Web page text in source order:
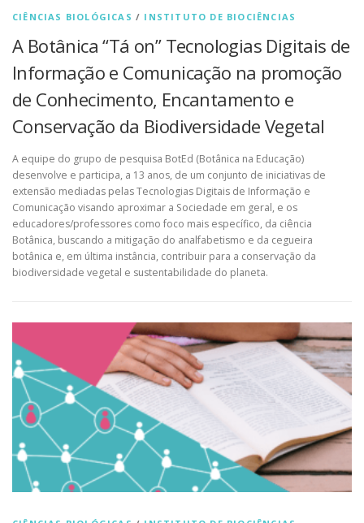
CIÊNCIAS BIOLÓGICAS / INSTITUTO DE BIOCIÊNCIAS
A Botânica “Tá on” Tecnologias Digitais de
Informação e Comunicação na promoção
de Conhecimento, Encantamento e
Conservação da Biodiversidade Vegetal
A equipe do grupo de pesquisa BotEd (Botânica na Educação)
desenvolve e participa, a 13 anos, de um conjunto de iniciativas de
extensão mediadas pelas Tecnologias Digitais de Informação e
Comunicação visando aproximar a Sociedade em geral, e os
educadores/professores como foco mais específico, da ciência
Botânica, buscando a mitigação do analfabetismo e da cegueira
botânica e, em última instância, contribuir para a conservação da
biodiversidade vegetal e sustentabilidade do planeta.